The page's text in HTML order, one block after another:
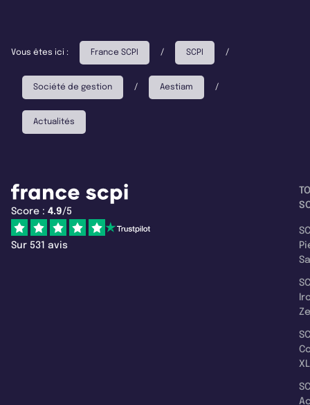
Vous êtes ici : France SCPI / SCPI /
Société de gestion / Aestiam /
Actualités
Score : 4.9/5
Sur 531 avis
XL